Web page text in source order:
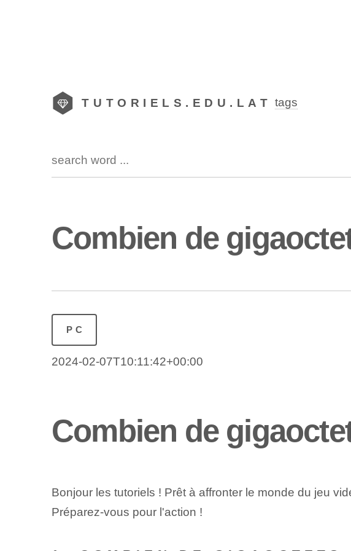
TUTORIELS.EDU.LAT tags
Combien de
PC
2024-02-07T10:11:42+00:00
Combien de
Bonjour les tutoriels ! Prêt à affronter le monde du jeu
Préparez-vous pour l'action !